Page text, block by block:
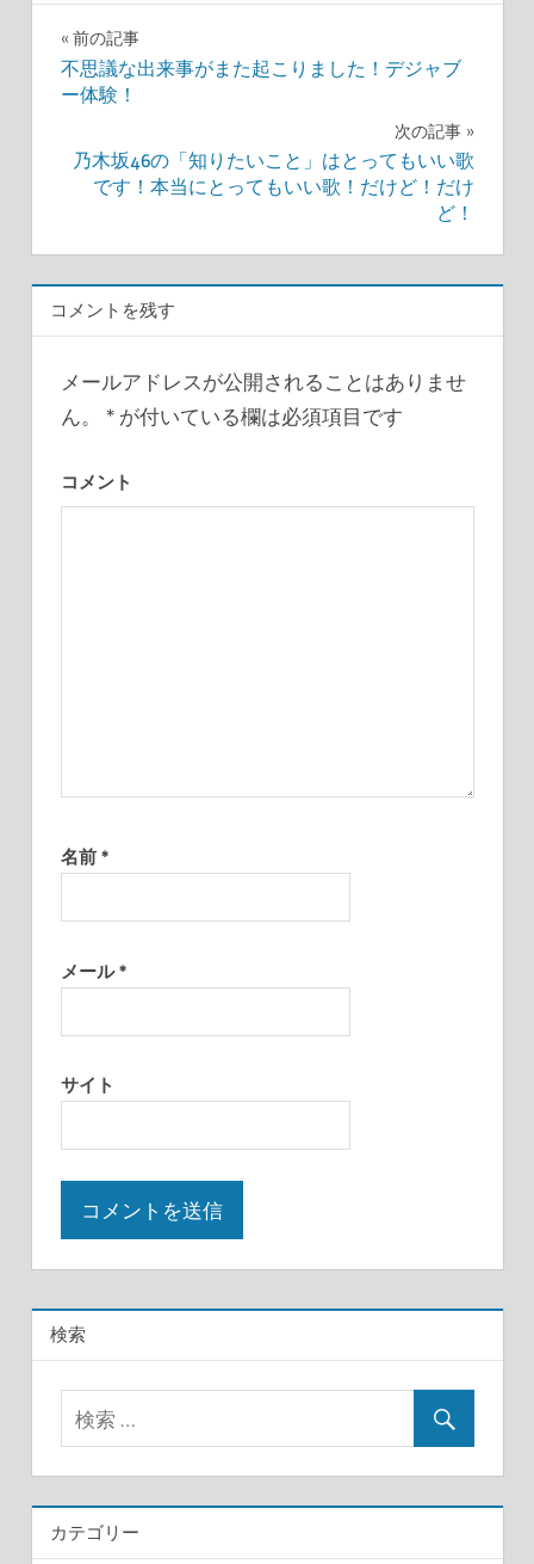
投
ナ
ゲ
ー
ョ
前の記事
不思議な出来事がまた起こりました！デジャブ
ー体験！
次の記事
乃木坂46の「知りたいこと」はとってもいい歌
です！本当にとってもいい歌！だけど！だけ
ど！
コメントを残す
メールアドレスが公開されることはありませ
ん。
*が付いている欄は必須項目です
コメント
名前 *
メール*
サイト
検索
カテゴリー